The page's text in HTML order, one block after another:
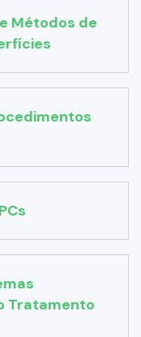
Métodos de
Tratamento